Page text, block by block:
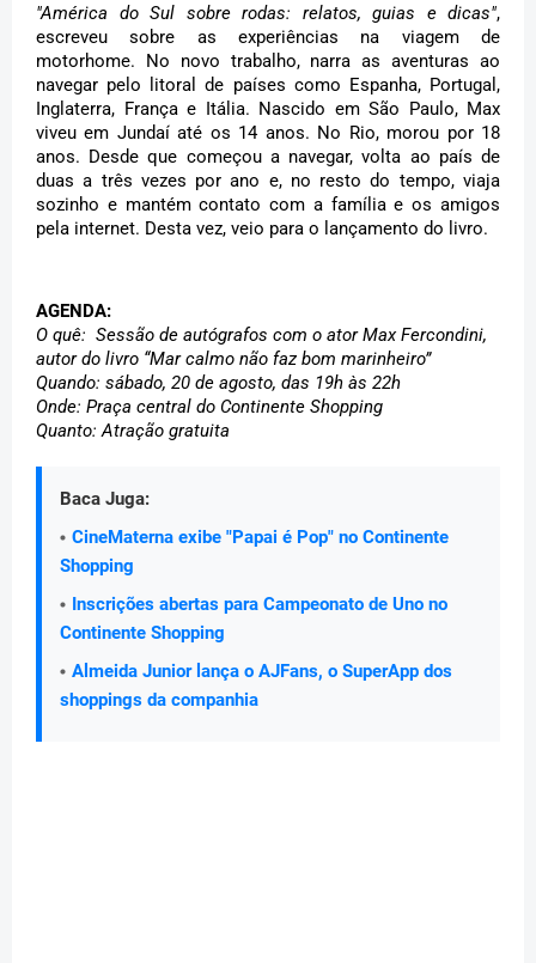
"América do Sul sobre rodas: relatos, guias e dicas",
escreveu sobre as experiências na viagem de
motorhome. No novo trabalho, narra as aventuras ao
navegar pelo litoral de países como Espanha, Portugal,
Inglaterra, França e Itália. Nascido em São Paulo, Max
viveu em Jundaí até os 14 anos. No Rio, morou por 18
anos. Desde que começou a navegar, volta ao país de
duas a três vezes por ano e, no resto do tempo, viaja
sozinho e mantém contato com a família e os amigos
pela internet. Desta vez, veio para o lançamento do livro.
AGENDA:
O quê:  Sessão de autógrafos com o ator Max Fercondini,
autor do livro “Mar calmo não faz bom marinheiro”
Quando: sábado, 20 de agosto, das 19h às 22h
Onde: Praça central do Continente Shopping
Quanto: Atração gratuita
Baca Juga:
CineMaterna exibe "Papai é Pop" no Continente
Shopping
Inscrições abertas para Campeonato de Uno no
Continente Shopping
Almeida Junior lança o AJFans, o SuperApp dos
shoppings da companhia